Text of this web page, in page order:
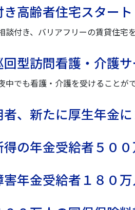
高齢者住宅スター
談付き、バリアフリーの賃貸住宅
型訪問看護・介護
中でも看護・介護を受けることが
、新たに厚生年金
の年金受給者５０
年金受給者１８０